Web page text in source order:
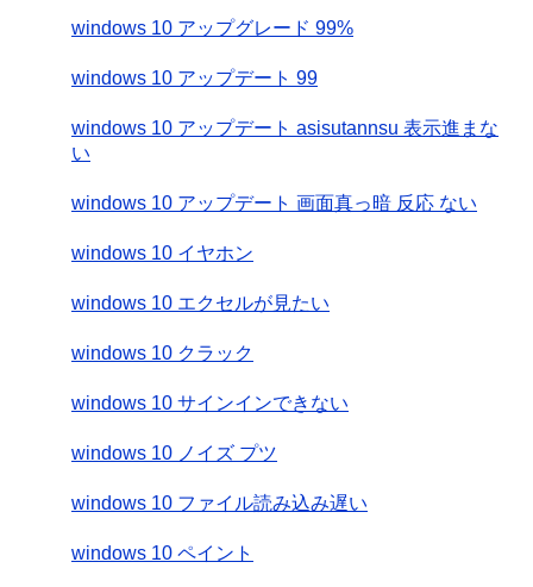
windows 10 アップグレード 99%
windows 10 アップデート 99
windows 10 アップデート asisutannsu 表示進まな
い
windows 10 アップデート 画面真っ暗 反応 ない
windows 10 イヤホン
windows 10 エクセルが見たい
windows 10 クラック
windows 10 サインインできない
windows 10 ノイズ プツ
windows 10 ファイル読み込み遅い
windows 10 ペイント